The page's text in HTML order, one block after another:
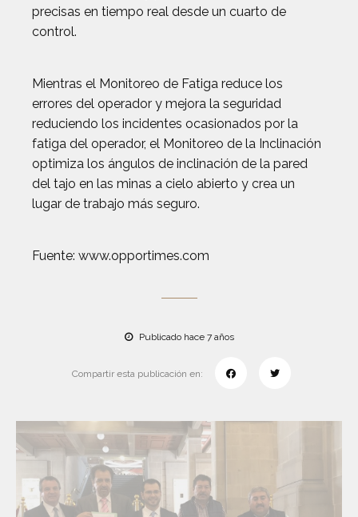
precisas en tiempo real desde un cuarto de
control.
Mientras el Monitoreo de Fatiga reduce los
errores del operador y mejora la seguridad
reduciendo los incidentes ocasionados por la
fatiga del operador, el Monitoreo de la Inclinación
optimiza los ángulos de inclinación de la pared
del tajo en las minas a cielo abierto y crea un
lugar de trabajo más seguro.
Fuente: www.opportimes.com
Publicado hace 7 años
Compartir esta publicación en: